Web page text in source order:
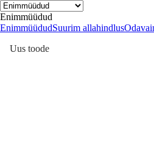
Enimmüüdud
EnimmüüdudSuurim allahindlus
Uus toode